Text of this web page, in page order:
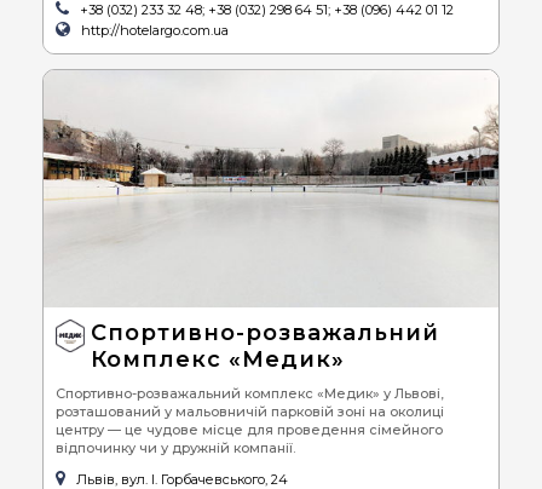
+38 (032) 233 32 48; +38 (032) 298 64 51; +38 (096) 442 01 12
http://hotelargo.com.ua
Спортивно-розважальний
Комплекс «Медик»
Спортивно-розважальний комплекс «Медик» у Львові,
розташований у мальовничій парковій зоні на околиці
центру — це чудове місце для проведення сімейного
відпочинку чи у дружній компанії.
Львів, вул. І. Горбачевського, 24